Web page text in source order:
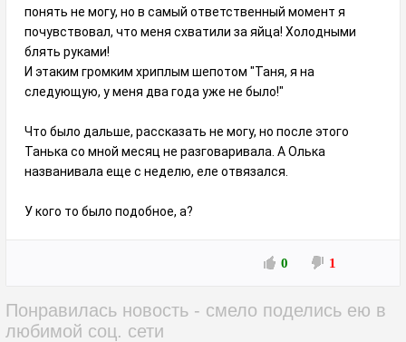
понять не могу, но в самый ответственный момент я
почувствовал, что меня схватили за яйца! Холодными
блять руками!
И этаким громким хриплым шепотом "Таня, я на
следующую, у меня два года уже не было!"
Что было дальше, рассказать не могу, но после этого
Танька со мной месяц не разговаривала. А Олька
названивала еще с неделю, еле отвязался.
У кого то было подобное, а?
0 1
Понравилась новость - смело поделись ею в
любимой соц. сети